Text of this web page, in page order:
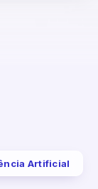
Artificial